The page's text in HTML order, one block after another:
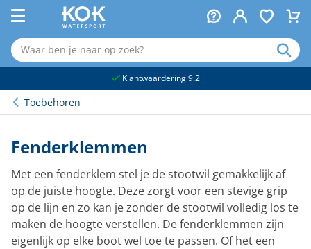
Klantwaardering 9.2
Toebehoren
Fenderklemmen
Met een fenderklem stel je de stootwil gemakkelijk af
op de juiste hoogte. Deze zorgt voor een stevige grip
op de lijn en zo kan je zonder de stootwil volledig los te
maken de hoogte verstellen. De fenderklemmen zijn
eigenlijk op elke boot wel toe te passen. Of het een